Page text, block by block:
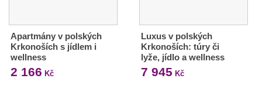
Apartmány v polských
Krkonoších s jídlem i
wellness
2 166 Kč
Luxus v polských
Krkonoších: túry či
lyže, jídlo a wellness
7 945 Kč